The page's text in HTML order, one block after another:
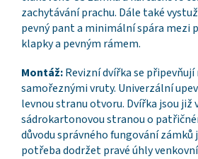
zachytávání prachu. Dále také
pevný pant a minimální spára mezi
klapky a pevným rámem.
Montáž:Revizní dvířka se
samořeznými vruty. Univerzální
levnou stranu otvoru. Dvířka jsou již
sádrokartonovou stranou o
důvodu správného fungování
potřeba dodržet pravé úhly